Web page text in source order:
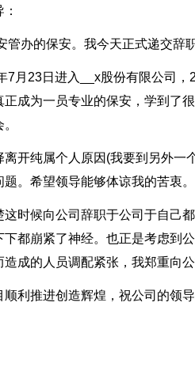
管办的保安。我今天正式递交辞
7月23日进入__x股份有限公司，
正成为一员专业的保安，学到了
离开纯属个人原因(我要到另外一
。希望领导能够体谅我的苦衷。
这时候向公司辞职于公司于自己
下都崩紧了神经。也正是考虑到
成的人员调配紧张，我郑重向
顺利推进创造辉煌，祝公司的领